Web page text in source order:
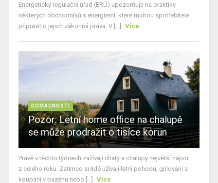
Energetický regulační úřad (ERÚ) upozorňuje na praktiky
některých obchodníků s energiemi, které mohou spotřebitele
připravit o jejich zákonná práva. V [...]
Více
DOMÁCNOSTI
Pozor: Letní home office na chalupě
se může prodražit o tisíce korun
Právě v těchto týdnech zažívají chaty a chalupy největší nápor
z celého roku. Zatímco si lidé užívají letní pohodu, grilování a
koupání v bazénu nebo [...]
Více